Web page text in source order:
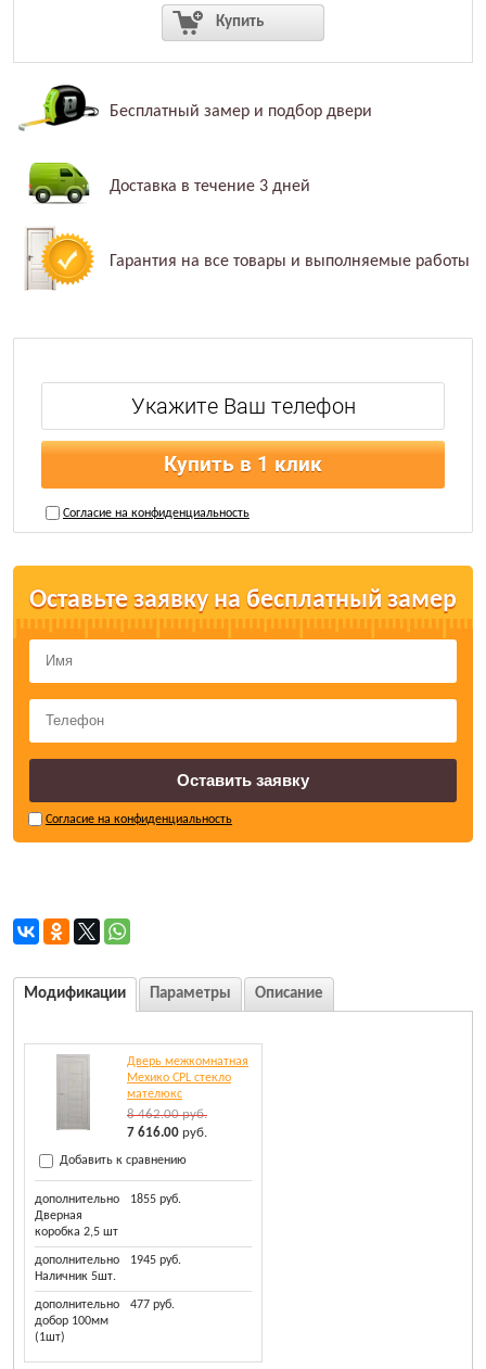
Купить
Бесплатный замер и подбор двери
Доставка в течение3 дней
Гарантия на все товары и выполняемые работы
Купить в 1 клик
Согласие на конфиденциальность
Оставьте заявку на бесплатный замер
Согласие на конфиденциальность
Модификации Параметры Описание
Дверь межкомнатная
Мехико CPL стекло
мателюкс
8 462.00руб.
7 616.00 руб.
Добавить к сравнению
дополнительно
Дверная
коробка 2,5 шт
1855 руб.
дополнительно
Наличник 5шт.
1945 руб.
дополнительно
добор 100мм
(1шт)
477 руб.